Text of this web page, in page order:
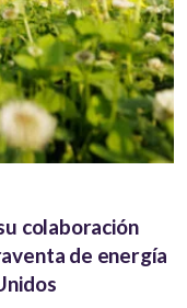
colaboración
de energía